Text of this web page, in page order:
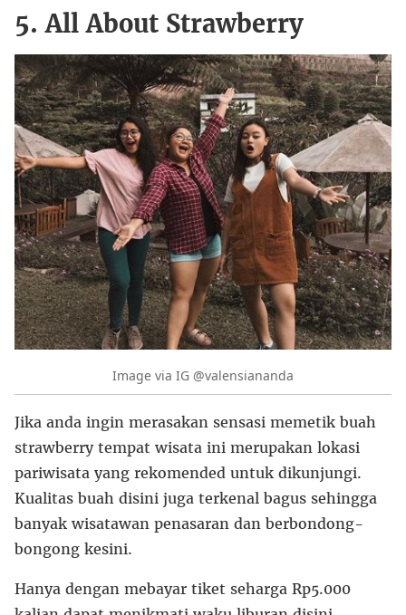
5. All About Strawberry
Image via IG @valensiananda
Jika anda ingin merasakan sensasi memetik buah
strawberry tempat wisata ini merupakan lokasi
pariwisata yang rekomended untuk dikunjungi.
Kualitas buah disini juga terkenal bagus sehingga
banyak wisatawan penasaran dan berbondong-
bongong kesini.
Hanya dengan mebayar tiket seharga Rp5.000